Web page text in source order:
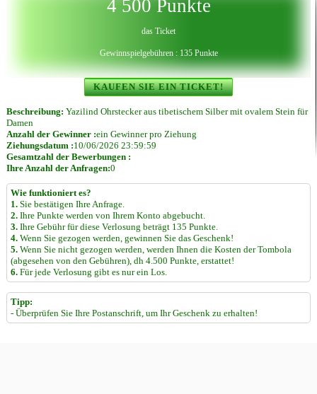
4 500 Punkte
das Ticket
Gewinnspielgebühren : 135 Punkte
KAUFEN SIE EIN TICKET!
Beschreibung: Yazilind Ohrstecker aus tibetischem Silber mit ovalem Stein für
Damen
Anzahl der Gewinner :ein Gewinner pro Ziehung
Ziehungsdatum :10/06/2026 23:59:59
Gesamtzahl der Bewerbungen :
Ihre Anzahl der Anfragen:0
Wie funktioniert es?
1.Sie bestätigen Ihre Anfrage.
2.Ihre Punkte werden von Ihrem Konto abgebucht.
3.Ihre Gebühr für diese Verlosung beträgt 135 Punkte.
4.Wenn Sie gezogen werden, gewinnen Sie das Geschenk!
5.Wenn Sie nicht gezogen werden, werden Ihnen die Kosten der Tombola
(abgesehen von den Gebühren), dh 4.500 Punkte, erstattet!
6.Für jede Verlosung gibt es nur ein Los.
Tipp:
- Überprüfen Sie Ihre Postanschrift, um Ihr Geschenk zu erhalten!